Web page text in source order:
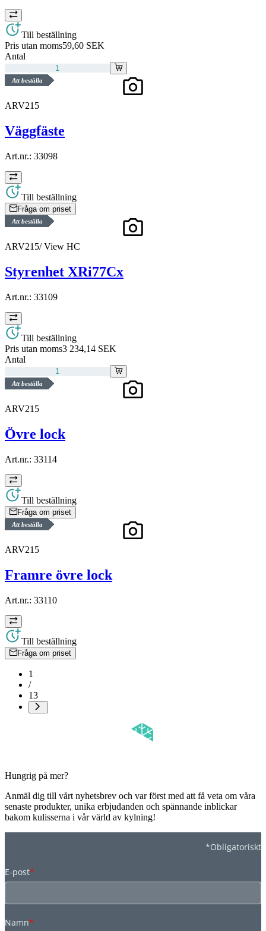
Till beställning
Pris utan moms59,60 SEK
Antal
Att beställa
ARV215
Väggfäste
Art.nr.: 33098
Till beställning
Fråga om priset
Att beställa
ARV215/ View HC
Styrenhet XRi77Cx
Art.nr.: 33109
Till beställning
Pris utan moms3 234,14 SEK
Antal
Att beställa
ARV215
Övre lock
Art.nr.: 33114
Till beställning
Fråga om priset
Att beställa
ARV215
Framre övre lock
Art.nr.: 33110
Till beställning
Fråga om priset
1
/
13
Hungrig på mer?
Anmäl dig till vårt nyhetsbrev och var först med att få veta om våra
senaste produkter, unika erbjudanden och spännande inblickar
bakom kulisserna i vår värld av kylning!
*Obligatoriskt
E-post*
Namn*